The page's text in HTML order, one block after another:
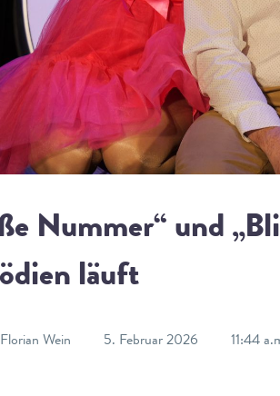
Nummer“ und
läuft
Wein 5. Februar 2026 11:44